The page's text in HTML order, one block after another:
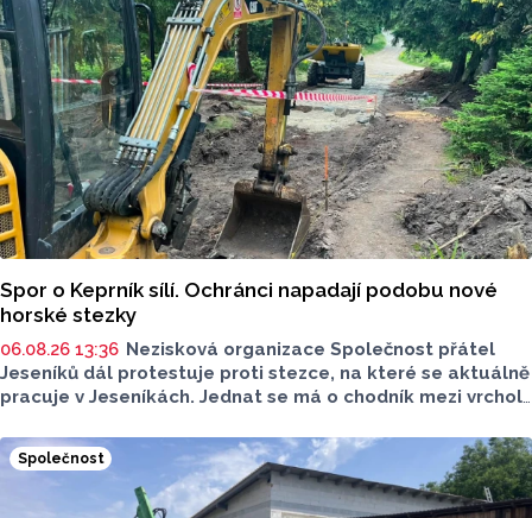
upozorňuje na nevyhovujcí situaci s parkováním
u oblíbeného olomouckého letoviska. Za iniciativou stojí
zastupitel města Olomouce, na jeho přání nebudeme
uvádět jeho identitu.
Spor o Keprník sílí. Ochránci napadají podobu nové
horské stezky
06.08.26 13:36 Nezisková organizace Společnost přátel
Jeseníků dál protestuje proti stezce, na které se aktuálně
pracuje v Jeseníkách. Jednat se má o chodník mezi vrcholy
chodníku se podle odborníků příroda jen poškodí, chodník
mezi vrcholy podle nich není nutný.
Společnost